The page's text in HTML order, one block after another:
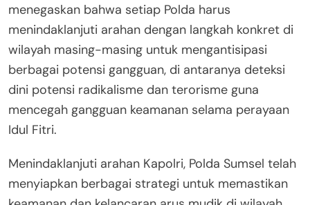
menegaskan bahwa setiap Polda harus
menindaklanjuti arahan dengan langkah konkret di
wilayah masing-masing untuk mengantisipasi
berbagai potensi gangguan, di antaranya deteksi
dini potensi radikalisme dan terorisme guna
mencegah gangguan keamanan selama perayaan
Idul Fitri.
Menindaklanjuti arahan Kapolri, Polda Sumsel telah
menyiapkan berbagai strategi untuk memastikan